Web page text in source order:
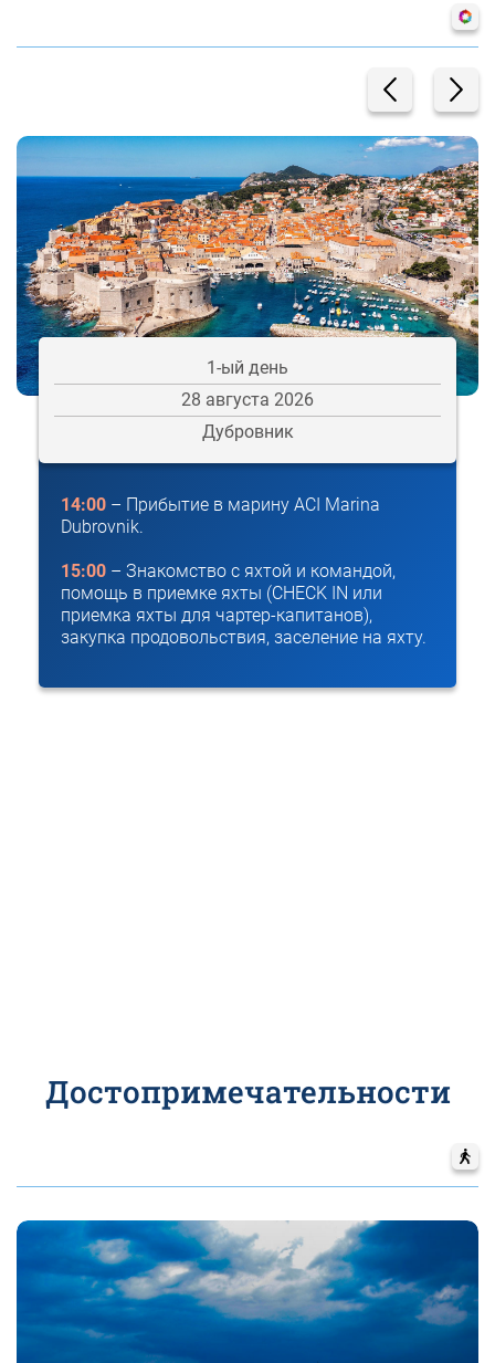
1-ый день
28 августа 2026
Дубровник
14:00 – Прибытие в марину ACI Marina
Dubrovnik.
15:00 – Знакомство с яхтой и командой,
помощь в приемке яхты (CHECK IN или
приемка яхты для чартер-капитанов),
закупка продовольствия, заселение на яхту.
Достопримечательности